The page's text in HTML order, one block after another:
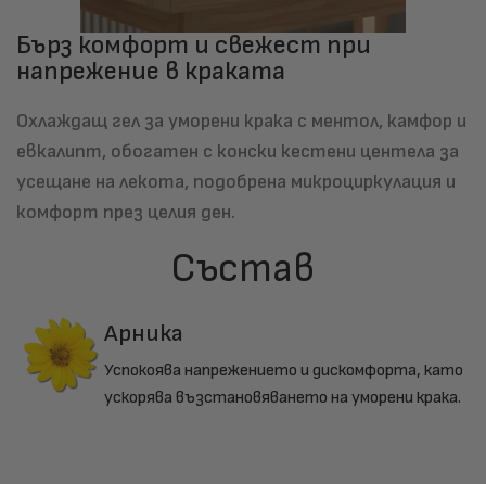
Бърз комфорт и свежест при
напрежение в краката
Охлаждащ гел за уморени крака с ментол, камфор и
евкалипт, обогатен с конски кестени центела за
усещане на лекота, подобрена микроциркулация и
комфорт през целия ден.
Състав
Арника
Успокоява напрежението и дискомфорта, като
ускорява възстановяването на уморени крака.